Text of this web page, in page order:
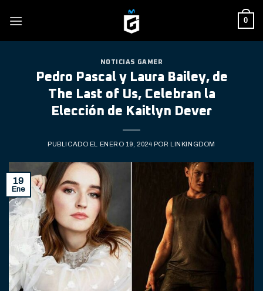
0
NOTICIAS GAMER
Pedro Pascal y Laura Bailey, de
The Last of Us, Celebran la
Elección de Kaitlyn Dever
PUBLICADO EL ENERO 19, 2024 POR LINKINGDOM
19
Ene